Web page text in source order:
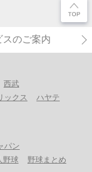
スのご案内
西武
ックス
ハヤテ
パン
野球 野球まとめ